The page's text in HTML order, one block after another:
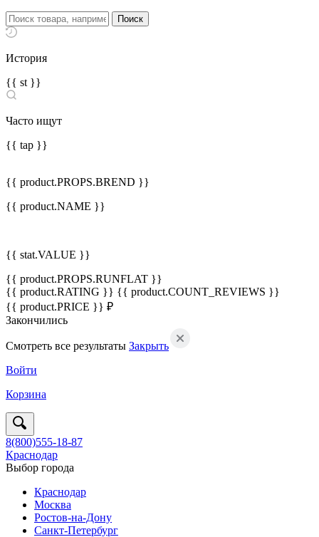
История
{{ st }}
Часто ищут
{{ tap }}
{{ product.PROPS.BREND }}
{{ product.NAME }}
{{ stat.VALUE }}
{{ product.PROPS.RUNFLAT }}
{{ product.RATING }} {{ product.COUNT_REVIEWS }}
{{ product.PRICE }} ₽
Закончились
Смотреть все результаты Закрыть
Войти
Корзина
8(800)555-18-87
Краснодар
Выбор города
Краснодар
Москва
Ростов-на-Дону
Санкт-Петербург